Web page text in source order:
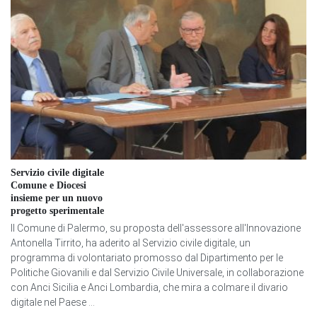
Servizio civile digitale
Comune e Diocesi
insieme per un nuovo
progetto sperimentale
Il Comune di Palermo, su proposta dell'assessore all'Innovazione
Antonella Tirrito, ha aderito al Servizio civile digitale, un
programma di volontariato promosso dal Dipartimento per le
Politiche Giovanili e dal Servizio Civile Universale, in collaborazione
con Anci Sicilia e Anci Lombardia, che mira a colmare il divario
digitale nel Paese ...